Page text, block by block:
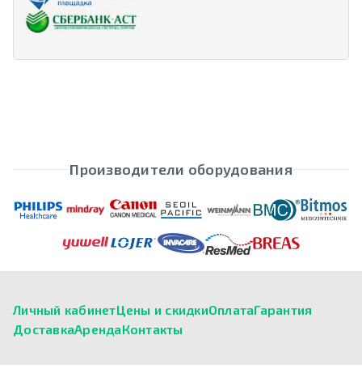
Производители оборудования
Личный кабинетЦены и скидкиОплатаГарантия
ДоставкаАрендаКонтакты